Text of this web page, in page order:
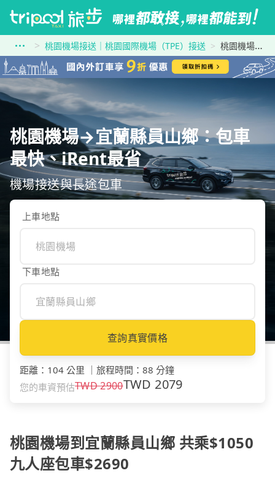
桃園機場接送｜桃園國際機場（TPE）接送 桃園機場到宜蘭縣員山鄉
桃園機場→宜蘭縣員山鄉：包車
最快、iRent最省
機場接送與長途包車
上車地點
下車地點
查詢真實價格
距離 ： 104 公里 旅程時間 ： 88 分鐘
您的車資預估TWD2900TWD 2079
桃園機場到宜蘭縣員山鄉 共乘$1050
九人座包車$2690